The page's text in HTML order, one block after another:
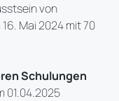
von
Mai 2024 mit 70
Schulungen
01.04.2025